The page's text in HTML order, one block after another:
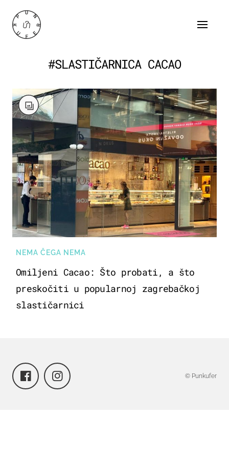
#SLASTIČARNICA CACAO
NEMA ČEGA NEMA
Omiljeni Cacao: Što probati, a što
preskočiti u popularnoj zagrebačkoj
slastičarnici
© Punkufer